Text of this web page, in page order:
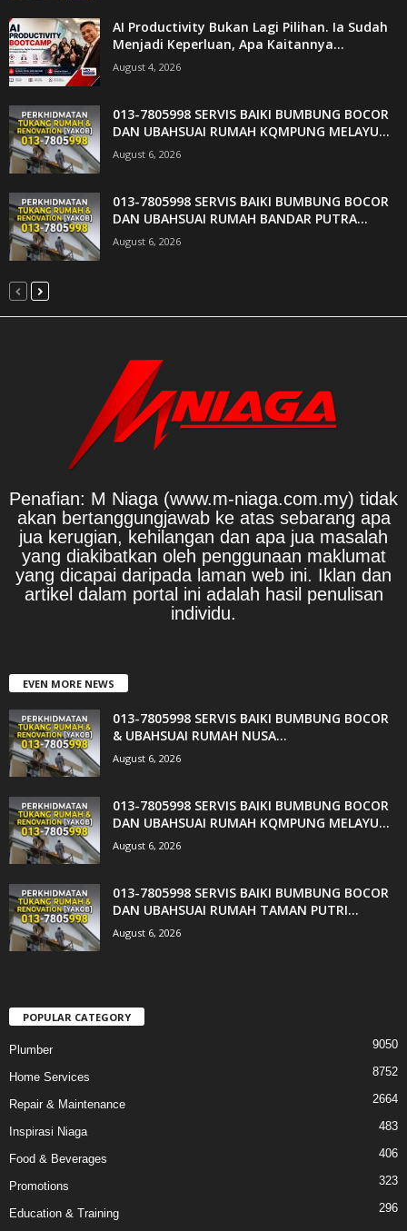
AI Productivity Bukan Lagi Pilihan. Ia Sudah
Menjadi Keperluan, Apa Kaitannya...
August 4, 2026
013-7805998 SERVIS BAIKI BUMBUNG BOCOR
DAN UBAHSUAI RUMAH KQMPUNG MELAYU...
August 6, 2026
013-7805998 SERVIS BAIKI BUMBUNG BOCOR
DAN UBAHSUAI RUMAH BANDAR PUTRA...
August 6, 2026
Penafian: M Niaga (www.m-niaga.com.my) tidak
akan bertanggungjawab ke atas sebarang apa
jua kerugian, kehilangan dan apa jua masalah
yang diakibatkan oleh penggunaan maklumat
yang dicapai daripada laman web ini. Iklan dan
artikel dalam portal ini adalah hasil penulisan
individu.
EVEN MORE NEWS
013-7805998 SERVIS BAIKI BUMBUNG BOCOR
& UBAHSUAI RUMAH NUSA...
August 6, 2026
013-7805998 SERVIS BAIKI BUMBUNG BOCOR
DAN UBAHSUAI RUMAH KQMPUNG MELAYU...
August 6, 2026
013-7805998 SERVIS BAIKI BUMBUNG BOCOR
DAN UBAHSUAI RUMAH TAMAN PUTRI...
August 6, 2026
POPULAR CATEGORY
Plumber 9050
Home Services 8752
Repair & Maintenance 2664
Inspirasi Niaga 483
Food & Beverages 406
Promotions 323
Education & Training 296